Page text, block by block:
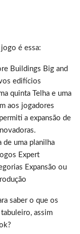
é essa:
Buildings Big and
edifícios
quinta Telha e uma
aos jogadores
a expansão de
de uma planilha
Expert
Expansão ou
saber o que os
assim